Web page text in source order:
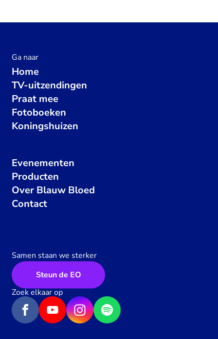
Ga naar
Home
TV-uitzendingen
Praat mee
Fotoboeken
Koningshuizen
Evenementen
Producten
Over Blauw Bloed
Contact
Samen staan we sterker
Steun de EO
Zoek elkaar op